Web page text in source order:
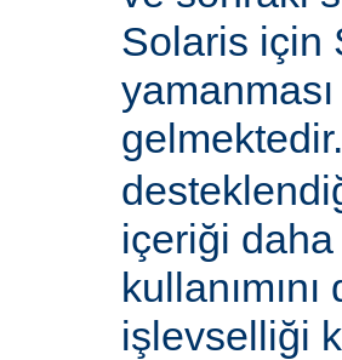
Solaris için
içeriği daha
işlevselliği